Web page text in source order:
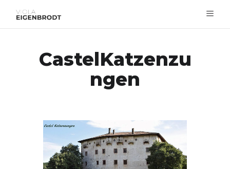
CastelKatzenzu
ngen